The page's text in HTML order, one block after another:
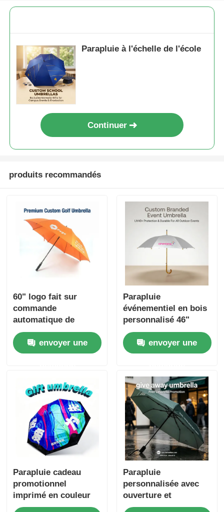
Parapluie à l'échelle de l'école
Continuer
produits recommandés
60" logo fait sur
commande
automatique de
parapluie de golf de
fibre de verre pour
les cadeaux d'affaires
envoyer une
Parapluie
événementiel en bois
personnalisé 46"
(protection UV40+)
envoyer une
Parapluie cadeau
promotionnel
imprimé en couleur
Parapluie
personnalisée avec
ouverture et
fermeture